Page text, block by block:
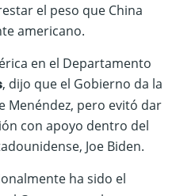
el peso que China
americano.
en el Departamento
, dijo que el Gobierno da la
Menéndez, pero evitó dar
con apoyo dentro del
Joe Biden.
ha sido el